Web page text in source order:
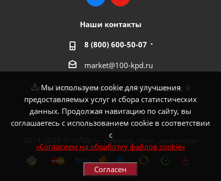
Мы используем cookie для улучшения
предоставляемых услуг и сбора статистических
данных. Продолжая навигацию по сайту, вы
соглашаетесь с использованием cookie в соответствии
с
«Согласием на обработку файлов cookie»
Согласен
Наши контакты
8 (800) 600-50-07
market@100-kpd.ru
г. Тверь, 4-й пер. Красной Слободы, д. 9
2014-2026 © «КПД» — камины, печи, дымоходы